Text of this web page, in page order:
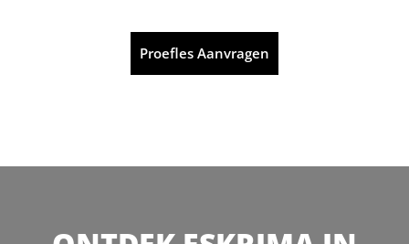
Proefles Aanvragen